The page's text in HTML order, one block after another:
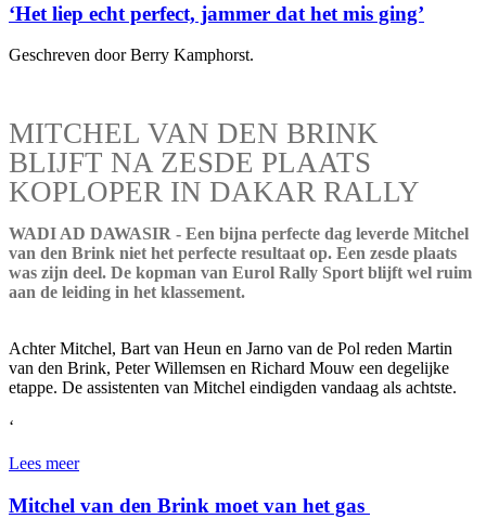
‘Het liep echt perfect, jammer dat het mis ging’
Geschreven door Berry Kamphorst.
MITCHEL VAN DEN BRINK
BLIJFT NA ZESDE PLAATS
KOPLOPER IN DAKAR RALLY
WADI AD DAWASIR - Een bijna perfecte dag leverde Mitchel
van den Brink niet het perfecte resultaat op. Een zesde plaats
was zijn deel. De kopman van Eurol Rally Sport blijft wel ruim
aan de leiding in het klassement.
Achter Mitchel, Bart van Heun en Jarno van de Pol reden Martin
van den Brink, Peter Willemsen en Richard Mouw een degelijke
etappe. De assistenten van Mitchel eindigden vandaag als achtste.
‘
Lees meer
Mitchel van den Brink moet van het gas